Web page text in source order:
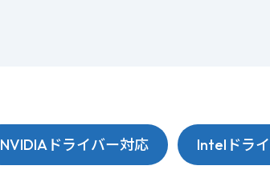
NVIDIAドライバー対応 Intelドラ